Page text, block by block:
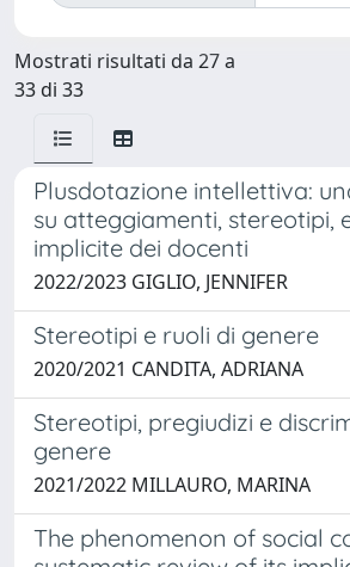
Mostrati risultati da 27 a
33 di 33
Plusdotazione intellettiva:
su atteggiamenti, stereotipi,
implicite dei docenti
2022/2023 GIGLIO, JENNIFER
Stereotipi e ruoli di genere
2020/2021 CANDITA, ADRIANA
Stereotipi, pregiudizi e
genere
2021/2022 MILLAURO, MARINA
The phenomenon of social